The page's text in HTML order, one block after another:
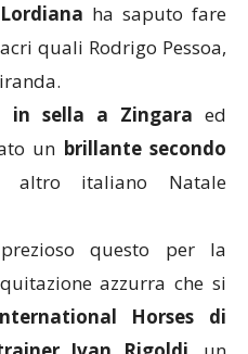
ha saputo fare
quali Rodrigo Pessoa,
in sella a Zingara ed
un brillante secondo
italiano Natale
questo per la
azzurra che si
Horses di